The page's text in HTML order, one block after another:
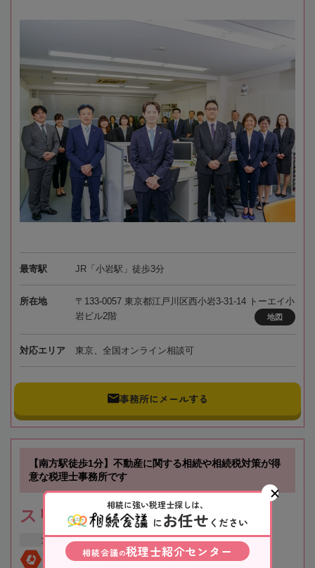
最寄駅 JR「小岩駅」徒歩3分
所在地
〒133-0057 東京都江戸川区西小岩3-31-14 トーエイ小
岩ビル2階
地図
対応エリア 東京、全国オンライン相談可
事務所にメールする
【南方駅徒歩1分】不動産に関する相続や相続税対策が得
意な税理士事務所です
スリーアローズ税理士事務所
大阪府 大阪市 新大阪駅
全国対応 初回相談無料
相続に強い税理士探しは、
にお任せ ください
相続会議の税理士紹介センター